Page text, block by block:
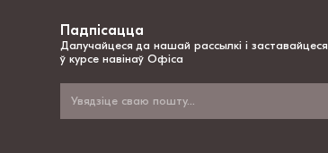
Падпісацца
Далучайцеся да нашай рассылкі і заставайцеся
ў курсе навінаў Офіса